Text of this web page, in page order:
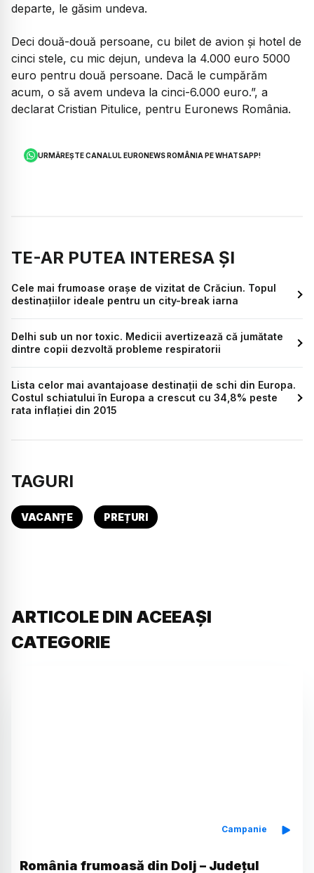
departe, le găsim undeva.
Deci două-două persoane, cu bilet de avion și hotel de
cinci stele, cu mic dejun, undeva la 4.000 euro 5000
euro pentru două persoane. Dacă le cumpărăm
acum, o să avem undeva la cinci-6.000 euro.”, a
declarat Cristian Pitulice, pentru Euronews România.
URMĂREȘTE CANALUL EURONEWS ROMÂNIA PE WHATSAPP!
TE-AR PUTEA INTERESA ȘI
Cele mai frumoase orașe de vizitat de Crăciun. Topul
destinațiilor ideale pentru un city-break iarna
Delhi sub un nor toxic. Medicii avertizează că jumătate
dintre copii dezvoltă probleme respiratorii
Lista celor mai avantajoase destinații de schi din Europa.
Costul schiatului în Europa a crescut cu 34,8% peste
rata inflației din 2015
TAGURI
VACANȚE PREȚURI
ARTICOLE DIN ACEEAȘI
CATEGORIE
Campanie
România frumoasă din Dolj – Județul